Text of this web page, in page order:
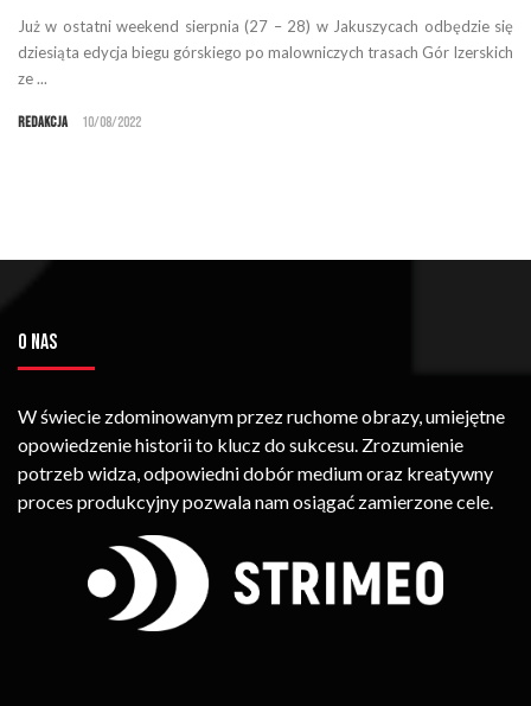
Już w ostatni weekend sierpnia (27 – 28) w Jakuszycach odbędzie się
dziesiąta edycja biegu górskiego po malowniczych trasach Gór Izerskich
ze ...
Redakcja 10/08/2022
O NAS
W świecie zdominowanym przez ruchome obrazy, umiejętne
opowiedzenie historii to klucz do sukcesu. Zrozumienie
potrzeb widza, odpowiedni dobór medium oraz kreatywny
proces produkcyjny pozwala nam osiągać zamierzone cele.